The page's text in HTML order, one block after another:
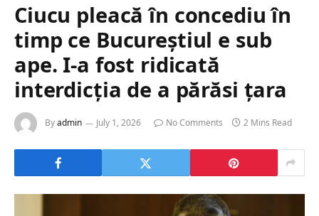
Ciucu pleacă în concediu în
timp ce Bucureștiul e sub
ape. I-a fost ridicată
interdicția de a părăsi țara
Byadmin July 1, 2026 No Comments 2 Mins Read